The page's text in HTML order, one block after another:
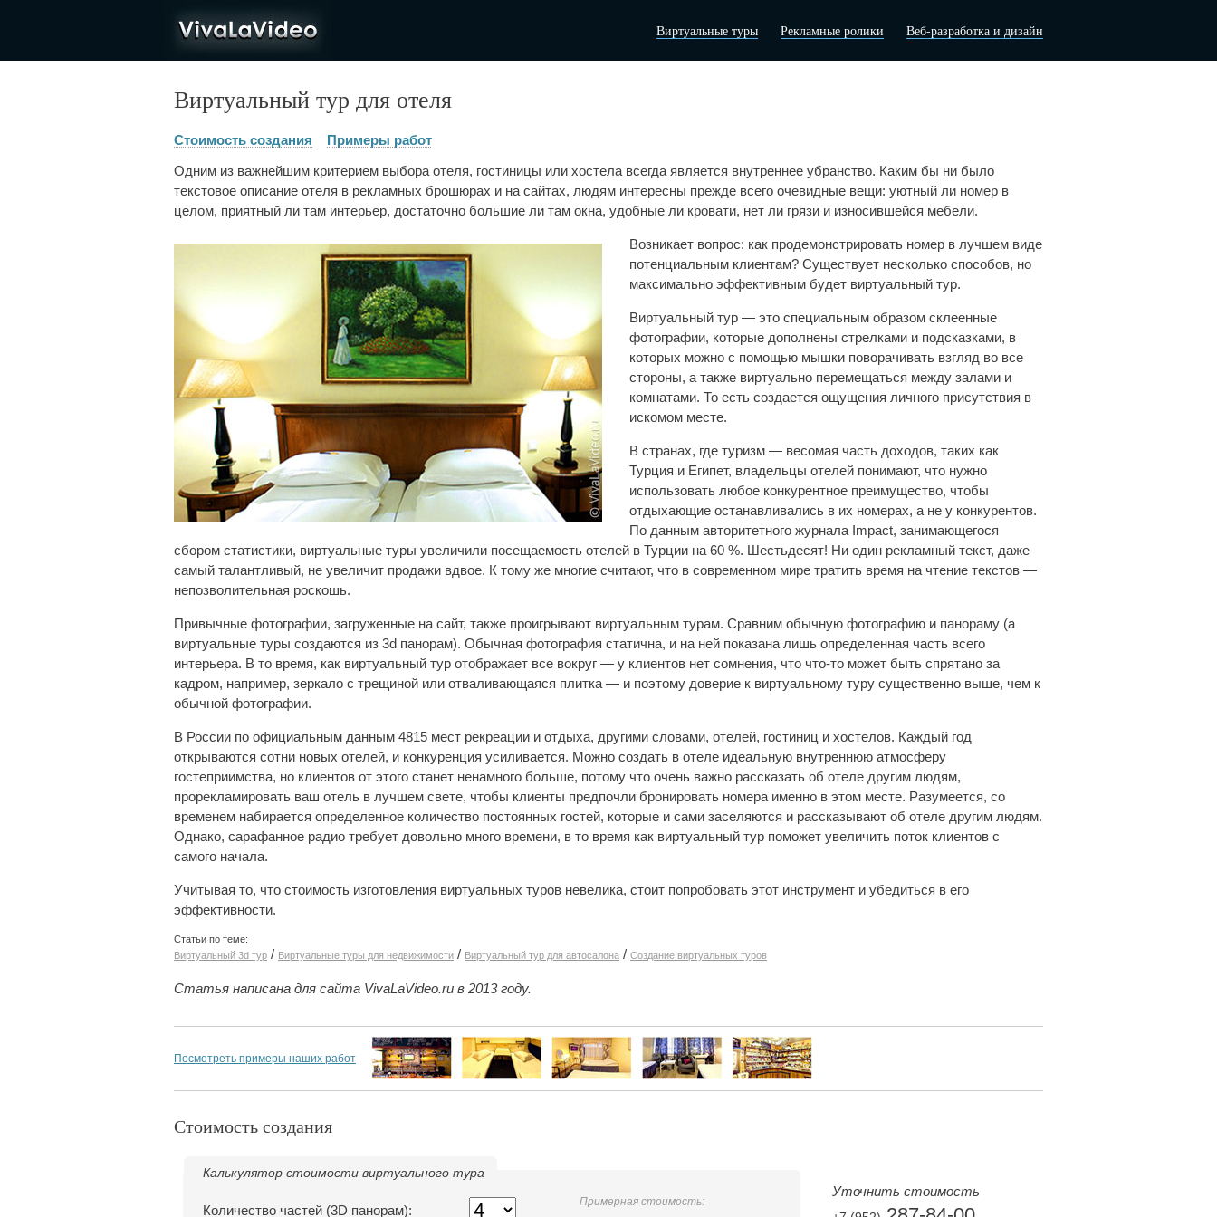
VivaLaVideo Виртуальные туры Рекламные ролики Веб-разработка и дизайн
Виртуальный тур для отеля
Стоимость создания
Примеры работ
Одним из важнейшим критерием выбора отеля, гостиницы или хостела всегда является внутреннее убранство. Каким бы ни было
текстовое описание отеля в рекламных брошюрах и на сайтах, людям интересны прежде всего очевидные вещи: уютный ли номер в
целом, приятный ли там интерьер, достаточно большие ли там окна, удобные ли кровати, нет ли грязи и износившейся мебели.
Возникает вопрос: как продемонстрировать номер в лучшем виде
потенциальным клиентам? Существует несколько способов, но
максимально эффективным будет виртуальный тур.
Виртуальный тур — это специальным образом склеенные
фотографии, которые дополнены стрелками и подсказками, в
которых можно с помощью мышки поворачивать взгляд во все
стороны, а также виртуально перемещаться между залами и
комнатами. То есть создается ощущения личного присутствия в
искомом месте.
В странах, где туризм — весомая часть доходов, таких как
Турция и Египет, владельцы отелей понимают, что нужно
использовать любое конкурентное преимущество, чтобы
отдыхающие останавливались в их номерах, а не у конкурентов.
По данным авторитетного журнала Impact, занимающегося
сбором статистики, виртуальные туры увеличили посещаемость отелей в Турции на 60 %. Шестьдесят! Ни один рекламный текст, даже
самый талантливый, не увеличит продажи вдвое. К тому же многие считают, что в современном мире тратить время на чтение текстов —
непозволительная роскошь.
Привычные фотографии, загруженные на сайт, также проигрывают виртуальным турам. Сравним обычную фотографию и панораму (а
виртуальные туры создаются из 3d панорам). Обычная фотография статична, и на ней показана лишь определенная часть всего
интерьера. В то время, как виртуальный тур отображает все вокруг — у клиентов нет сомнения, что что-то может быть спрятано за
кадром, например, зеркало с трещиной или отваливающаяся плитка — и поэтому доверие к виртуальному туру существенно выше, чем к
обычной фотографии.
В России по официальным данным 4815 мест рекреации и отдыха, другими словами, отелей, гостиниц и хостелов. Каждый год
открываются сотни новых отелей, и конкуренция усиливается. Можно создать в отеле идеальную внутреннюю атмосферу
гостеприимства, но клиентов от этого станет ненамного больше, потому что очень важно рассказать об отеле другим людям,
прорекламировать ваш отель в лучшем свете, чтобы клиенты предпочли бронировать номера именно в этом месте. Разумеется, со
временем набирается определенное количество постоянных гостей, которые и сами заселяются и рассказывают об отеле другим людям.
Однако, сарафанное радио требует довольно много времени, в то время как виртуальный тур поможет увеличить поток клиентов с
самого начала.
Учитывая то, что стоимость изготовления виртуальных туров невелика, стоит попробовать этот инструмент и убедиться в его
эффективности.
Статьи по теме:
Виртуальный 3d тур / Виртуальные туры для недвижимости / Виртуальный тур для автосалона / Создание виртуальных туров
Статья написана для сайта VivaLaVideo.ru в 2013 году.
Посмотреть примеры наших работ
Стоимость создания
Калькулятор стоимости виртуального тура
Количество частей (3D панорам):
Примерная стоимость:
Уточнить стоимость